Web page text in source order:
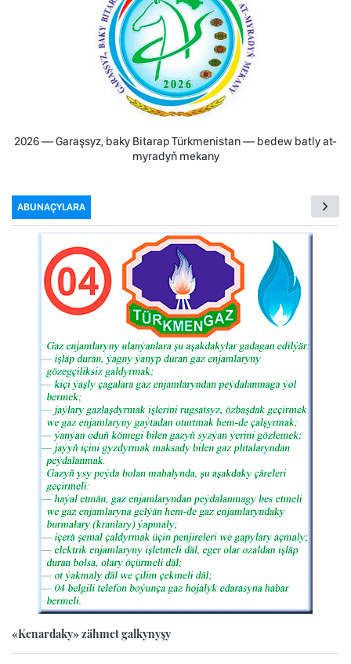
2026 — Garaşsyz, baky Bitarap Türkmenistan — bedew batly at-
myradyň mekany
ABUNAÇYLARA
«Kenardaky» zähmet galkynyşy